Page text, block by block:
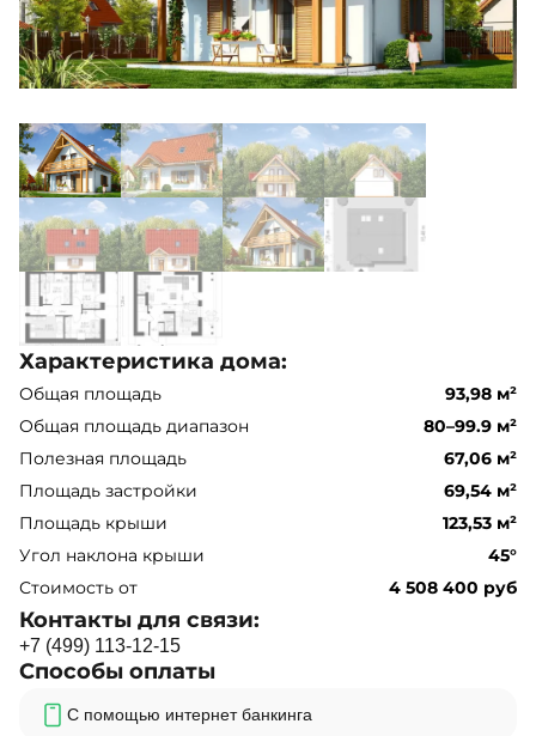
Характеристика дома:
Общая площадь
93,98 м²
Общая площадь диапазон
80–99.9 м²
Полезная площадь
67,06 м²
Площадь застройки
69,54 м²
Площадь крыши
123,53 м²
Угол наклона крыши
45°
Стоимость от
4 508 400 руб
Контакты для связи:
+7 (499) 113-12-15
Способы оплаты
С помощью интернет банкинга